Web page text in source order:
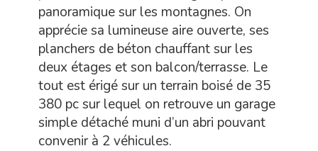
panoramique sur les montagnes. On
apprécie sa lumineuse aire ouverte, ses
planchers de béton chauffant sur les
deux étages et son balcon/terrasse. Le
tout est érigé sur un terrain boisé de 35
380 pc sur lequel on retrouve un garage
simple détaché muni d’un abri pouvant
convenir à 2 véhicules.